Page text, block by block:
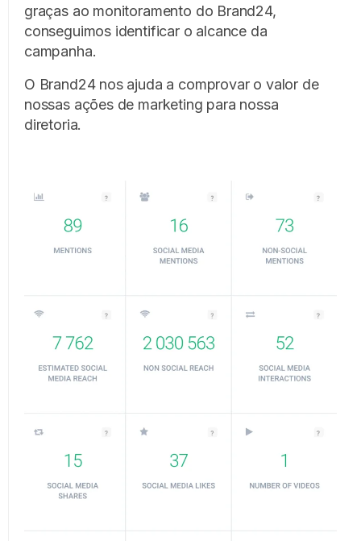
graças ao monitoramento do Brand24,
conseguimos identificar o alcance da
campanha.
O Brand24 nos ajuda a comprovar o valor de
nossas ações de marketing para nossa
diretoria.